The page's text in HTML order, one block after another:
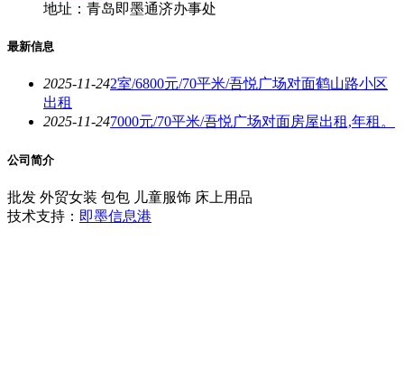
地址：青岛即墨通济办事处
最新信息
2025-11-242室/6800元/70平米/吾悦广场对面鹤山路小区
出租
2025-11-247000元/70平米/吾悦广场对面房屋出租,年租。
公司简介
批发 外贸女装 包包 儿童服饰 床上用品
技术支持： 即墨信息港